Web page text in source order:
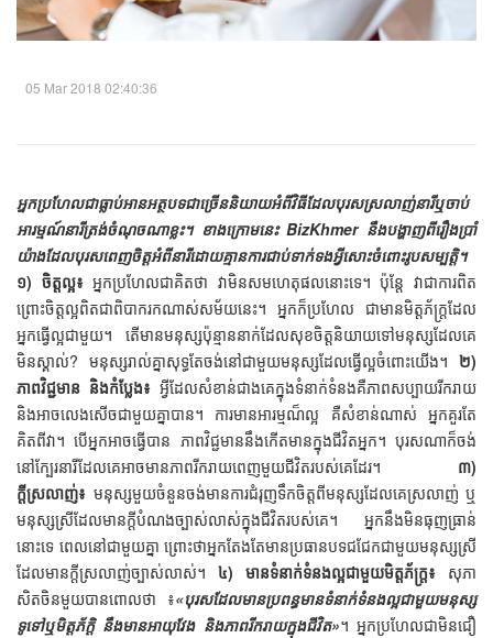
05 Mar 2018 02:40:36
អ្នកប្រហែលជាធ្លាប់អានអត្ថបទជាច្រើននិយាយអំពីវិធីដែលបុរសស្រលាញ់នារីឬចាប់
អារម្មណ៍នារីត្រង់ចំណុចណាខ្លះ។ ខាងក្រោមនេះ BizKhmer នឹងបង្ហាញពីរឿងប្រាំ
យ៉ាងដែលបុរសពេញចិត្តអំពីនារីដោយគ្មានការជាប់ទាក់ទងអ្វីសោះចំពោះរូបសម្បត្តិ។
១) ចិត្តល្អ៖អ្នកប្រហែលជាគិតថា វាមិនសមហេតុផលនោះទេ។ ប៉ុន្តែ វាជាការពិត
ព្រោះចិត្តល្អពិតជាពិបាករកណាស់សម័យនេះ។ អ្នកក៏ប្រហែល ជាមានមិត្តភ័ក្រ្តដែល
អ្នកធ្វើល្អជាមួយ។ តើមានមនុស្សប៉ុន្មាននាក់ដែលសុខចិត្តនិយាយទៅមនុស្សដែលគេ
មិនស្គាល់? មនុស្សរាល់គ្នាសុទ្ធតែចង់នៅជាមួយមនុស្សដែលធ្វើល្អចំពោះយើង។ ២)
ភាពវិជ្ជមាន និងកំប្លែង៖ អ្វីដែលសំខាន់ជាងគេក្នុងទំនាក់ទំនងគឺភាពសប្បាយរីករាយ
និងអាចលេងសើចជាមួយគ្នាបាន។ ការមានអារម្មណ៏ល្អ គឺសំខាន់ណាស់ អ្នកគួរតែ
គិតពីវា។ បើអ្នកអាចធ្វើបាន ភាពវិជ្ជមាននឹងកើតមានក្នុងជីវិតអ្នក។ បុរសណាក៏ចង់
នៅក្បែរនារីដែលគេអាចមានភាពរីករាយពេញមួយជីវិតរបស់គេដែរ។ ៣)
ក្តីស្រលាញ់៖ មនុស្សមួយចំនួនចង់មានការជំរុញទឹកចិត្តពីមនុស្សដែលគេស្រលាញ់ ឬ
មនុស្សស្រីដែលមានក្តីបំណងច្បាស់លាស់ក្នុងជីវិតរបស់គេ។ អ្នកនឹងមិនធុញធ្រាន់
នោះទេ ពេលនៅជាមួយគ្នា ព្រោះថាអ្នកតែងតែមានប្រធានបទជជែកជាមួយមនុស្សស្រី
ដែលមានក្តីស្រលាញ់ច្បាស់លាស់។ ៤) មានទំនាក់ទំនងល្អជាមួយមិត្តភ័ក្រ្ត៖ សុភា
សិតចិនមួយបានពោលថា ៖«បុរសដែលមានប្រពន្ធមានទំនាក់ទំនងល្អជាមួយមនុស្ស
ទូទៅឬមិត្តភ័ក្តិ នឹងមានអាយុវែង និងភាពរីករាយក្នុងជីវិត»។ អ្នកប្រហែលជាមិនជឿ